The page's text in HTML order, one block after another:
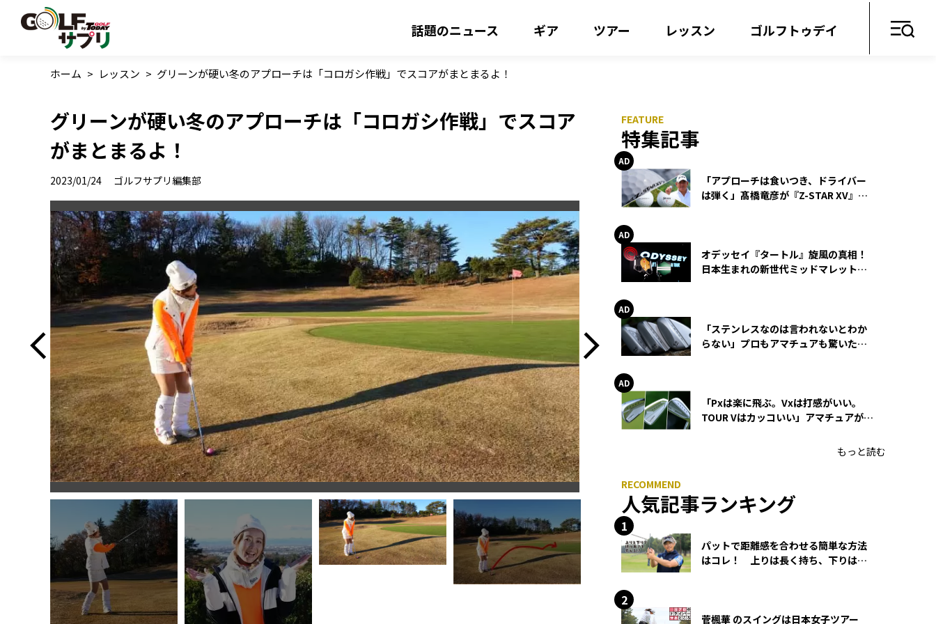
話題のニュース ギア ツアー レッスン ゴルフトゥデイ
ホーム > レッスン > グリーンが硬い冬のアプローチは「コロガシ作戦」でスコアがまとまるよ！
グリーンが硬い冬のアプローチは「コロガシ作戦」でスコア
がまとまるよ！
2023/01/24 ゴルフサプリ編集部
特集記事
「アプローチは食いつき、ドライバー
は弾く」髙橋竜彦が『Z-STAR XV』を
オデッセイ『タートル』旋風の真相！
日本生まれの新世代ミッドマレットが
「ステンレスなのは言われないとわか
らない」プロもアマチュアも驚いた
「Pxは楽に飛ぶ。Vxは打感がいい。
TOUR Vはカッコいい」アマチュアが選
もっと読む
人気記事ランキング
パットで距離感を合わせる簡単な方法
はコレ！ 上りは長く持ち、下りは短
菅楓華 のスイングは日本女子ツアー